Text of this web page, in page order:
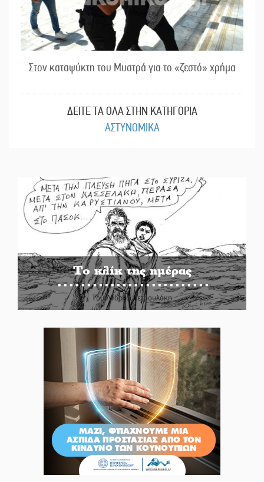
Στον καταψύκτη του Μυστρά για το «ζεστό» χρήμα
ΔΕΙΤΕ ΤΑ ΟΛΑ ΣΤΗΝ ΚΑΤΗΓΟΡΙΑ
ΑΣΤΥΝΟΜΙΚΑ
Το κλίκ της ημέρας
Του Ανδρέα Πετρουλάκη